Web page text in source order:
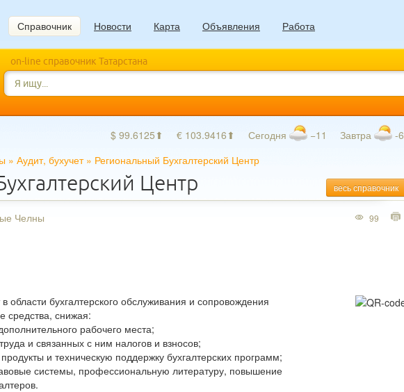
Справочник Новости Карта Объявления Работа
on-line справочник Татарстана
$ 99.6125⬆ € 103.9416⬆ Сегодня −11 Завтра -6
» Аудит, бухучет» Региональный Бухгалтерский Центр
весь справочник
Центр
Челны
области бухгалтерского обслуживания и сопровождения
средства, снижая:
рабочего места;
и связанных с ним налогов и взносов;
и техническую поддержку бухгалтерских программ;
системы, профессиональную литературу, повышение
99